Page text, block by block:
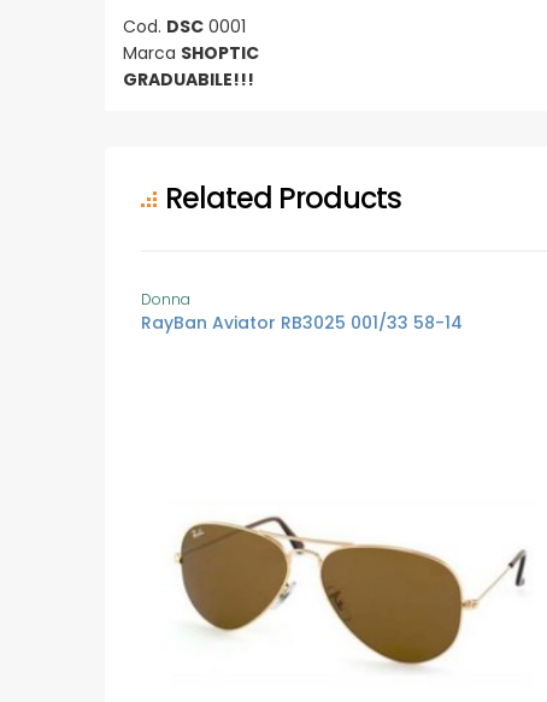
Cod. DSC 0001
Marca SHOPTIC
GRADUABILE!!!
Related Products
Donna
RayBan Aviator RB3025 001/33 58-14